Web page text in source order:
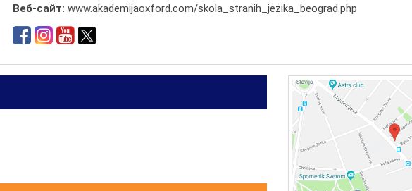
Веб-сайт: www.akademijaoxford.com/skola_stranih_jezika_beograd.php